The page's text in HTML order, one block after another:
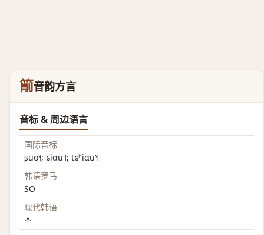
箾音韵方言
音标 & 周边语言
国际音标
ʂuo˥˧; ɕiɑu˥; tɕʰiɑu˥˧
韩语罗马
SO
现代韩语
소